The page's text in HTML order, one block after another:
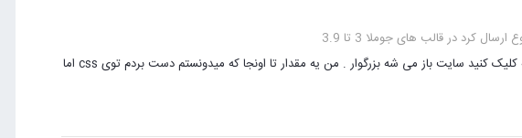
قالب های جوملا 3 تا 3.9
درود بر شما . لینک سایت رو هم گذاشته بودم روی نمونه کلیک کنید سایت باز می شه بزرگوار . من یه مقدار تا اونجا که میدونستم دست بردم توی css اما